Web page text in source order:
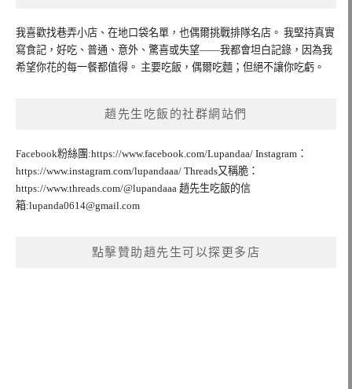
我喜歡找巷弄小店、在地口袋名單，也偶爾挑戰排隊名店。 我堅持真實
寫食記，好吃、普通、意外、驚喜或失望——我都會坦白記錄，因為我
希望你花的每一餐都值得。 主要吃飯，偶爾吃麵；但絕不讓你吃虧。
趙先生吃飯的社群網站們
Facebook粉絲團:https://www.facebook.com/Lupandaa/ Instagram：
https://www.instagram.com/lupandaaa/ Threads又稱脆：
https://www.threads.com/@lupandaaa 趙先生吃飯的信
箱:lupanda0614@gmail.com
點擊贊助趙先生可以探更多店